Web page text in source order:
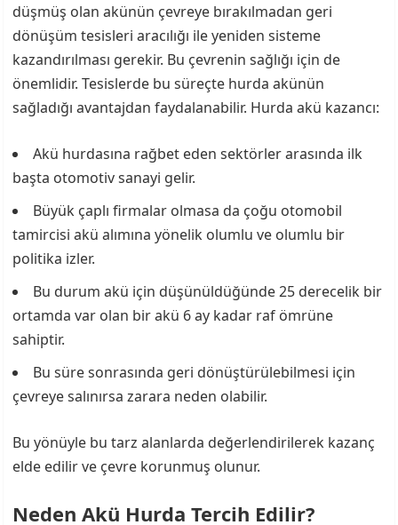
düşmüş olan akünün çevreye bırakılmadan geri
dönüşüm tesisleri aracılığı ile yeniden sisteme
kazandırılması gerekir. Bu çevrenin sağlığı için de
önemlidir. Tesislerde bu süreçte hurda akünün
sağladığı avantajdan faydalanabilir. Hurda akü kazancı:
Akü hurdasına rağbet eden sektörler arasında ilk
başta otomotiv sanayi gelir.
Büyük çaplı firmalar olmasa da çoğu otomobil
tamircisi akü alımına yönelik olumlu ve olumlu bir
politika izler.
Bu durum akü için düşünüldüğünde 25 derecelik bir
ortamda var olan bir akü 6 ay kadar raf ömrüne
sahiptir.
Bu süre sonrasında geri dönüştürülebilmesi için
çevreye salınırsa zarara neden olabilir.
Bu yönüyle bu tarz alanlarda değerlendirilerek kazanç
elde edilir ve çevre korunmuş olunur.
Neden Akü Hurda Tercih Edilir?